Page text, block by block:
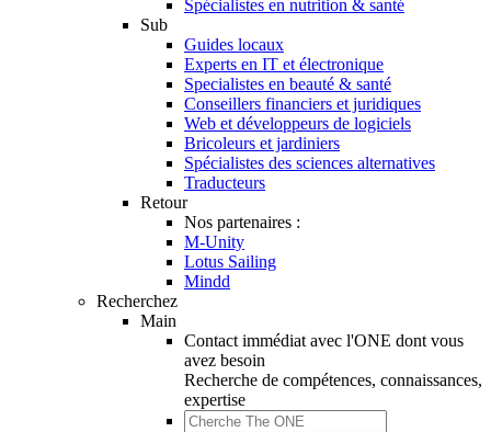
Spécialistes en nutrition & santé
Sub
Guides locaux
Experts en IT et électronique
Specialistes en beauté & santé
Conseillers financiers et juridiques
Web et développeurs de logiciels
Bricoleurs et jardiniers
Spécialistes des sciences alternatives
Traducteurs
Retour
Nos partenaires :
M-Unity
Lotus Sailing
Mindd
Recherchez
Main
Contact immédiat avec l'ONE dont vous
avez besoin
Recherche de compétences, connaissances,
expertise